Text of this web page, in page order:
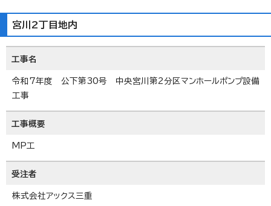
宮川2丁目地内
工事名
令和7年度 公下第30号 中央宮川第2分区マンホールポンプ設備
工事
工事概要
MP工
受注者
株式会社アックス三重